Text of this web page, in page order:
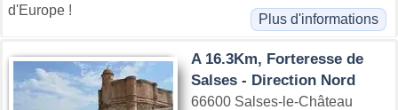
d'Europe !
Plus d'informations
A 16.3Km, Forteresse de
Salses - Direction Nord
66600 Salses-le-Château